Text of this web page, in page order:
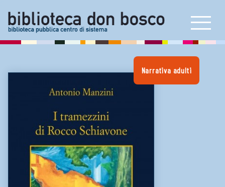
Prestito interbibliotecario
E-book reader e consolle
Artoteca
Bookstart
Proposta di acquisto
NEWS & INIZIATIVE
Narrativa adulti